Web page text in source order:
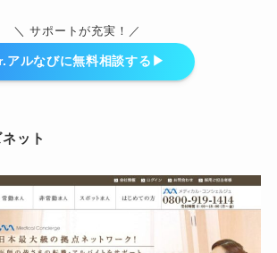
＼ サポートが充実！／
アルなびに無料相談する▶︎
ット